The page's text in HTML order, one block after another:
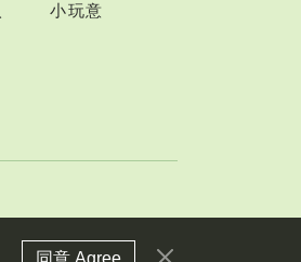
小玩意
同意 Agree